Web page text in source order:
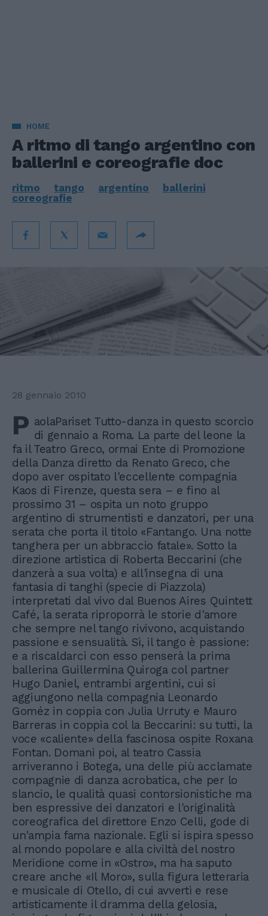
HOME
A ritmo di tango argentino con
ballerini e coreografie doc
ritmo tango argentino
ballerini
coreografie
28 gennaio 2010
P aolaPariset Tutto-danza in questo scorcio
di gennaio a Roma. La parte del leone la
fa il Teatro Greco, ormai Ente di Promozione
della Danza diretto da Renato Greco, che
dopo aver ospitato l'eccellente compagnia
Kaos di Firenze, questa sera – e fino al
prossimo 31 – ospita un noto gruppo
argentino di strumentisti e danzatori, per una
serata che porta il titolo «Fantango. Una notte
tanghera per un abbraccio fatale». Sotto la
direzione artistica di Roberta Beccarini (che
danzerà a sua volta) e all'insegna di una
fantasia di tanghi (specie di Piazzola)
interpretati dal vivo dal Buenos Aires Quintett
Café, la serata riproporrà le storie d'amore
che sempre nel tango rivivono, acquistando
passione e sensualità. Sì, il tango è passione:
e a riscaldarci con esso penserà la prima
ballerina Guillermina Quiroga col partner
Hugo Daniel, entrambi argentini, cui si
aggiungono nella compagnia Leonardo
Goméz in coppia con Julia Urruty e Mauro
Barreras in coppia col la Beccarini: su tutti, la
voce «caliente» della fascinosa ospite Roxana
Fontan. Domani poi, al teatro Cassia
arriveranno i Botega, una delle più acclamate
compagnie di danza acrobatica, che per lo
slancio, le qualità quasi contorsionistiche ma
ben espressive dei danzatori e l'originalità
coreografica del direttore Enzo Celli, gode di
un'ampia fama nazionale. Egli si ispira spesso
al mondo popolare e alla civiltà del nostro
Meridione come in «Ostro», ma ha saputo
creare anche «Il Moro», sulla figura letteraria
e musicale di Otello, di cui avvertì e rese
artisticamente il dramma della gelosia,